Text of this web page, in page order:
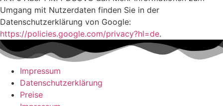
Umgang mit Nutzerdaten finden Sie in der
Datenschutzerklärung von Google:
https://policies.google.com/privacy?hl=de.
Impressum
Datenschutzerklärung
Preise